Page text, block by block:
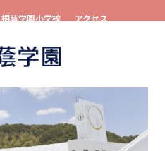
桐蔭学園小学校
アクセス
コンテンツへスキップ